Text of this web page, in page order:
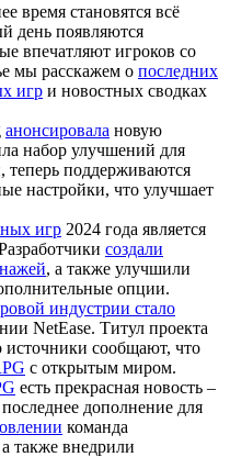
время становятся всё
день появляются
впечатляют игроков со
мы расскажем о последних
игр и новостных сводках
анонсировала новую
набор улучшений для
теперь поддерживаются
настройки, что улучшает
игр 2024 года является
создали
, а также улучшили
опции.
индустрии стало
NetEase. Титул проекта
источники сообщают, что
с открытым миром.
есть прекрасная новость –
дополнение для
команда
а также внедрили